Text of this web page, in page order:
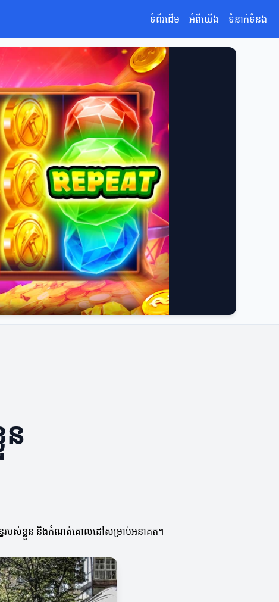
ទំព័រដើម អំពីយើង ទំនាក់ទំនង
ន
បន្នរបស់ខ្លួន និងកំណត់គោលដៅសម្រាប់អនាគត។